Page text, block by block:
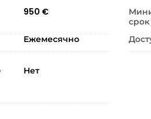
950 €
Ежемесячно
Нет